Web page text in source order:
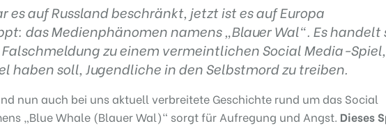
es auf Russland beschränkt, jetzt ist es auf Europa
das Medienphänomen namens „Blauer Wal“. Es handelt
zu einem vermeintlichen Social Media-Spiel,
haben soll, Jugendliche in den Selbstmord zu treiben.
nun auch bei uns aktuell verbreitete Geschichte rund um das Social
„Blue Whale (Blauer Wal)“ sorgt für Aufregung und Angst. Dieses